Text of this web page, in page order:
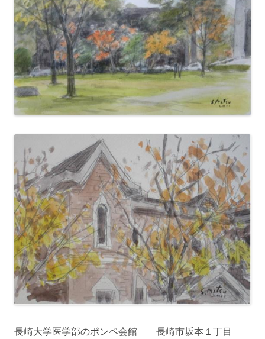
長崎大学医学部のポンペ会館 長崎市坂本１丁目